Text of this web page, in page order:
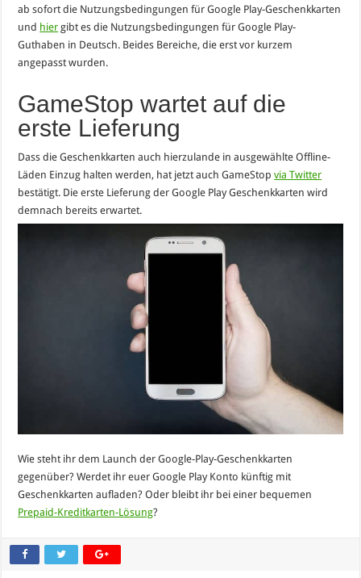
ab sofort die Nutzungsbedingungen für Google Play-Geschenkkarten
und hier gibt es die Nutzungsbedingungen für Google Play-
Guthaben in Deutsch. Beides Bereiche, die erst vor kurzem
angepasst wurden.
GameStop wartet auf die
erste Lieferung
Dass die Geschenkkarten auch hierzulande in ausgewählte Offline-
Läden Einzug halten werden, hat jetzt auch GameStopvia Twitter
bestätigt. Die erste Lieferung der Google Play Geschenkkarten wird
demnach bereits erwartet.
Wie steht ihr dem Launch der Google-Play-Geschenkkarten
gegenüber? Werdet ihr euer Google Play Konto künftig mit
Geschenkkarten aufladen? Oder bleibt ihr bei einer bequemen
Prepaid-Kreditkarten-Lösung?